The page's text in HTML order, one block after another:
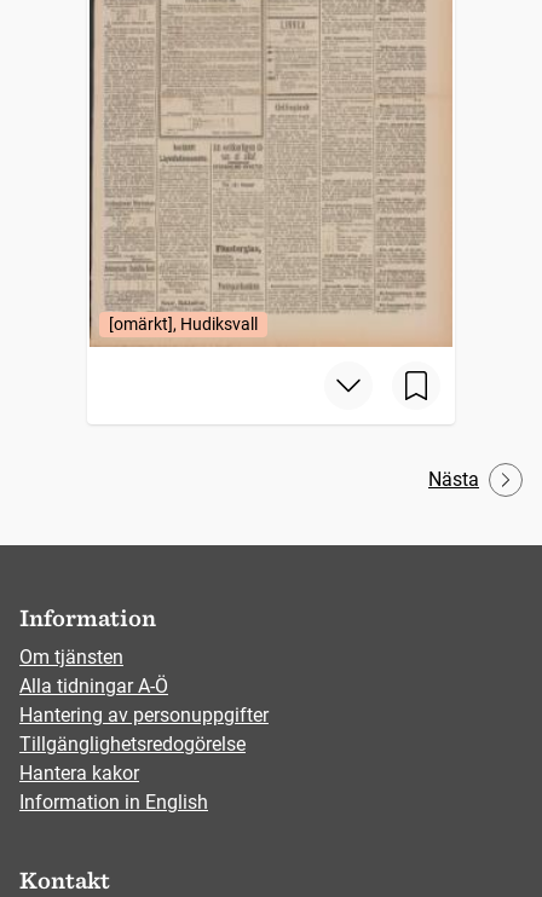
[omärkt], Hudiksvall
Nästa
Information
Om tjänsten
Alla tidningar A-Ö
Hantering av personuppgifter
Tillgänglighetsredogörelse
Hantera kakor
Information in English
Kontakt